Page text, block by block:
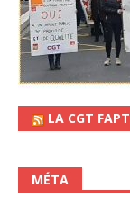
LA CGT FAPT
MÉTA